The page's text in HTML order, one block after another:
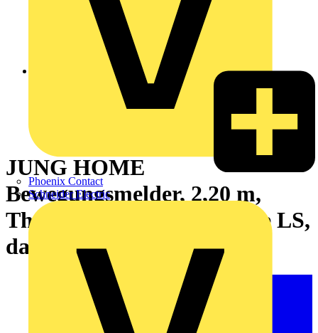
Phoenix Contact
Schneider Electric
JUNG HOME
Bewegungsmelder, 2,20 m,
Thermoplast lackiert, Serie LS,
dark